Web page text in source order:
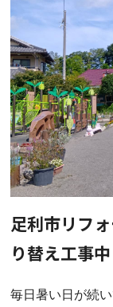
足利市リフ
り替え工事中
毎日暑い日が続